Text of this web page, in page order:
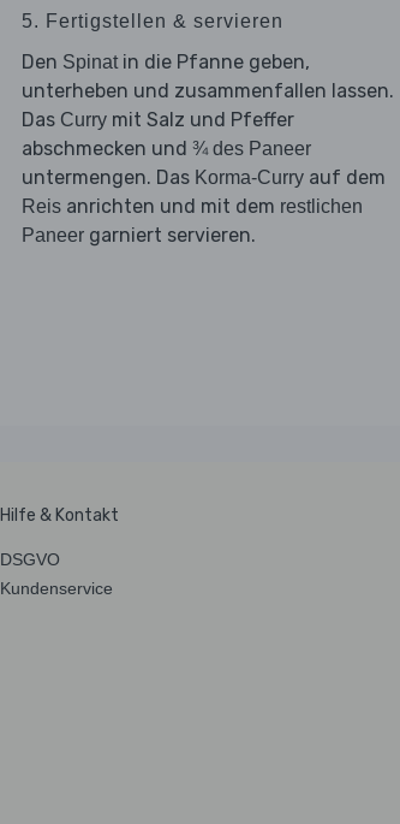
5. Fertigstellen & servieren
Den Spinatin die Pfanne geben,
unterheben und zusammenfallen lassen.
Das Currymit Salz und Pfeffer
abschmecken und ¾ des Paneer
untermengen. Das Korma-Curryauf dem
Reisanrichten und mit dem restlichen
Paneergarniert servieren.
Hilfe & Kontakt
DSGVO
Kundenservice